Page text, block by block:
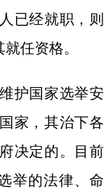
已经就职，则
任资格。
国家选举安
家，其治下各
决定的。目前
举的法律、命